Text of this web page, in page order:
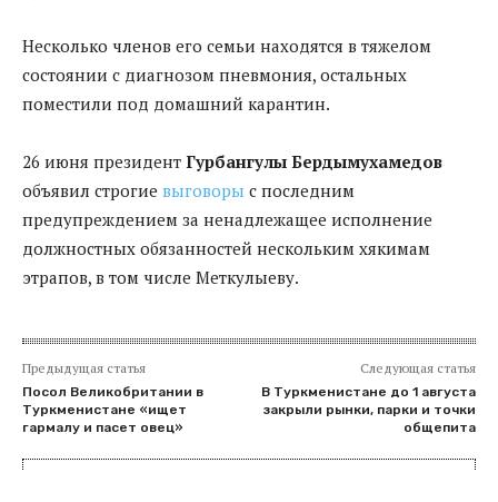
Несколько членов его семьи находятся в тяжелом
состоянии с диагнозом пневмония, остальных
поместили под домашний карантин.
26 июня президент Гурбангулы Бердымухамедов
объявил строгие выговоры с последним
предупреждением за ненадлежащее исполнение
должностных обязанностей нескольким хякимам
этрапов, в том числе Меткулыеву.
Предыдущая статья
Посол Великобритании в
Туркменистане «ищет
гармалу и пасет овец»
Следующая статья
В Туркменистане до 1 августа
закрыли рынки, парки и точки
общепита